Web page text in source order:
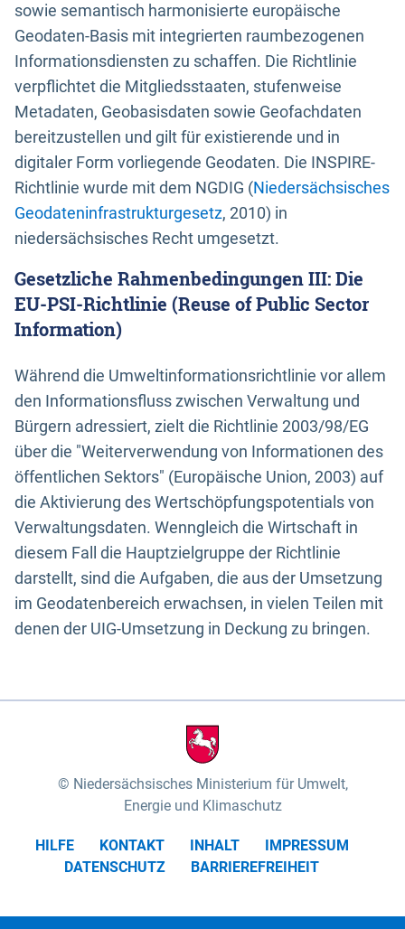
sowie semantisch harmonisierte europäische
Geodaten-Basis mit integrierten raumbezogenen
Informationsdiensten zu schaffen. Die Richtlinie
verpflichtet die Mitgliedsstaaten, stufenweise
Metadaten, Geobasisdaten sowie Geofachdaten
bereitzustellen und gilt für existierende und in
digitaler Form vorliegende Geodaten. Die INSPIRE-
Richtlinie wurde mit dem NGDIG (Niedersächsisches
Geodateninfrastrukturgesetz, 2010) in
niedersächsisches Recht umgesetzt.
Gesetzliche Rahmenbedingungen III: Die
EU-PSI-Richtlinie (Reuse of Public Sector
Information)
Während die Umweltinformationsrichtlinie vor allem
den Informationsfluss zwischen Verwaltung und
Bürgern adressiert, zielt die Richtlinie 2003/98/EG
über die "Weiterverwendung von Informationen des
öffentlichen Sektors" (Europäische Union, 2003) auf
die Aktivierung des Wertschöpfungspotentials von
Verwaltungsdaten. Wenngleich die Wirtschaft in
diesem Fall die Hauptzielgruppe der Richtlinie
darstellt, sind die Aufgaben, die aus der Umsetzung
im Geodatenbereich erwachsen, in vielen Teilen mit
denen der UIG-Umsetzung in Deckung zu bringen.
Niedersächsisches Ministerium für Umwelt,
Energie und Klimaschutz
HILFE KONTAKT INHALT
IMPRESSUM
DATENSCHUTZ
BARRIEREFREIHEIT